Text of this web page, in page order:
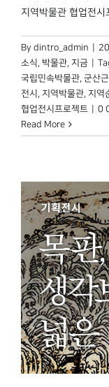
지역박물관 협업전
By dintro_admin
소식, 박물관, 지금
국립민속박물관, 군산
전시 , 지역박물관, 지역
협업전시프로젝트
0
Read More